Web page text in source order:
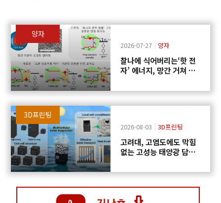
양자
2026-07-27 양자
찰나에 식어버리는‘핫 전
자’ 에너지, 망간 거쳐 화
3D프린팅
2026-08-03 3D프린팅
고려대, 고염도에도 막힘
없는 고성능 태양광 담수